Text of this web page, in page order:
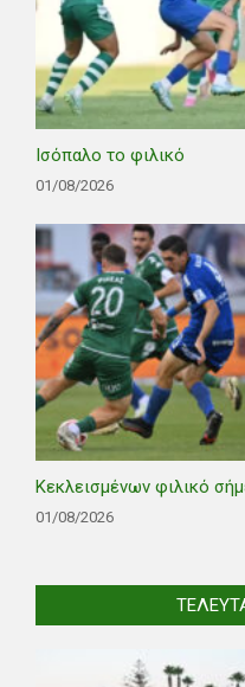
Ισόπαλο το φιλικό
01/08/2026
Κεκλεισμένων φιλικό
01/08/2026